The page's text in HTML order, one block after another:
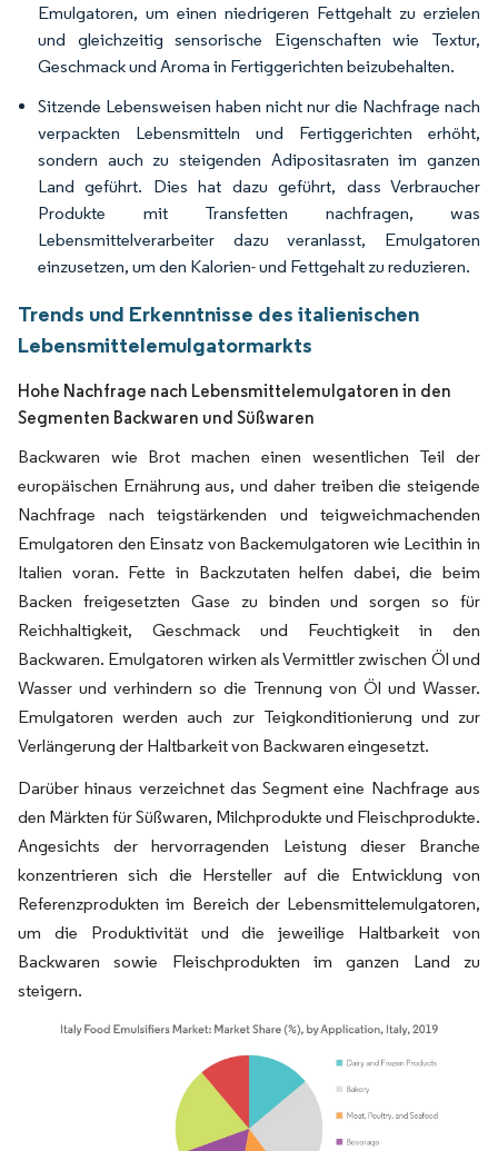
Emulgatoren, um einen niedrigeren Fettgehalt zu erzielen
und gleichzeitig sensorische Eigenschaften wie Textur,
Geschmack und Aroma in Fertiggerichten beizubehalten.
Sitzende Lebensweisen haben nicht nur die Nachfrage nach
verpackten Lebensmitteln und Fertiggerichten erhöht,
sondern auch zu steigenden Adipositasraten im ganzen
Land geführt. Dies hat dazu geführt, dass Verbraucher
Produkte mit Transfetten nachfragen, was
Lebensmittelverarbeiter dazu veranlasst, Emulgatoren
einzusetzen, um den Kalorien- und Fettgehalt zu reduzieren.
Trends und Erkenntnisse des italienischen
Lebensmittelemulgatormarkts
Hohe Nachfrage nach Lebensmittelemulgatoren in den
Segmenten Backwaren und Süßwaren
Backwaren wie Brot machen einen wesentlichen Teil der
europäischen Ernährung aus, und daher treiben die steigende
Nachfrage nach teigstärkenden und teigweichmachenden
Emulgatoren den Einsatz von Backemulgatoren wie Lecithin in
Italien voran. Fette in Backzutaten helfen dabei, die beim
Backen freigesetzten Gase zu binden und sorgen so für
Reichhaltigkeit, Geschmack und Feuchtigkeit in den
Backwaren. Emulgatoren wirken als Vermittler zwischen Öl und
Wasser und verhindern so die Trennung von Öl und Wasser.
Emulgatoren werden auch zur Teigkonditionierung und zur
Verlängerung der Haltbarkeit von Backwaren eingesetzt.
Darüber hinaus verzeichnet das Segment eine Nachfrage aus
den Märkten für Süßwaren, Milchprodukte und Fleischprodukte.
Angesichts der hervorragenden Leistung dieser Branche
konzentrieren sich die Hersteller auf die Entwicklung von
Referenzprodukten im Bereich der Lebensmittelemulgatoren,
um die Produktivität und die jeweilige Haltbarkeit von
Backwaren sowie Fleischprodukten im ganzen Land zu
steigern.